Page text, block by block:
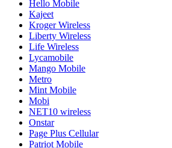
Hello Mobile
Kajeet
Kroger Wireless
Liberty Wireless
Life Wireless
Lycamobile
Mango Mobile
Metro
Mint Mobile
Mobi
NET10 wireless
Onstar
Page Plus Cellular
Patriot Mobile